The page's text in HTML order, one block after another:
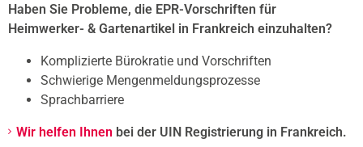
Haben Sie Probleme, die EPR-Vorschriften für
Heimwerker- & Gartenartikel in Frankreich einzuhalten?
Komplizierte Bürokratie und Vorschriften
Schwierige Mengenmeldungsprozesse
Sprachbarriere
Wir helfen Ihnen bei der UIN Registrierung in Frankreich.